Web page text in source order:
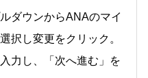
ダウンからANAのマイ
択し変更をクリック。
力し、「次へ進む」を